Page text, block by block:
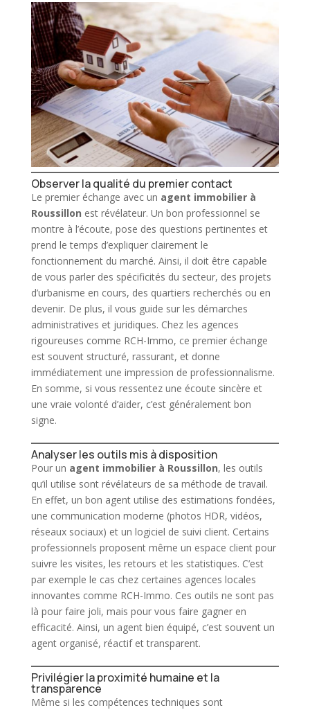
Observer la qualité du premier contact
Le premier échange avec un agent immobilier à
Roussillon est révélateur. Un bon professionnel se
montre à l’écoute, pose des questions pertinentes et
prend le temps d’expliquer clairement le
fonctionnement du marché. Ainsi, il doit être capable
de vous parler des spécificités du secteur, des projets
d’urbanisme en cours, des quartiers recherchés ou en
devenir. De plus, il vous guide sur les démarches
administratives et juridiques. Chez les agences
rigoureuses comme RCH-Immo, ce premier échange
est souvent structuré, rassurant, et donne
immédiatement une impression de professionnalisme.
En somme, si vous ressentez une écoute sincère et
une vraie volonté d’aider, c’est généralement bon
signe.
Analyser les outils mis à disposition
Pour un agent immobilierà Roussillon, les outils
qu’il utilise sont révélateurs de sa méthode de travail.
En effet, un bon agent utilise des estimations fondées,
une communication moderne (photos HDR, vidéos,
réseaux sociaux) et un logiciel de suivi client. Certains
professionnels proposent même un espace client pour
suivre les visites, les retours et les statistiques. C’est
par exemple le cas chez certaines agences locales
innovantes comme RCH-Immo. Ces outils ne sont pas
là pour faire joli, mais pour vous faire gagner en
efficacité. Ainsi, un agent bien équipé, c’est souvent un
agent organisé, réactif et transparent.
Privilégier la proximité humaine et la
transparence
Même si les compétences techniques sont